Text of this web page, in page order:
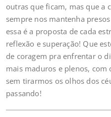
outras que ficam, mas que a
sempre nos mantenha
essa é a proposta de cada
reflexão e superação! Que
de coragem pra enfrentar o
mais maduros e plenos, com
sem tirarmos os olhos dos
passando!